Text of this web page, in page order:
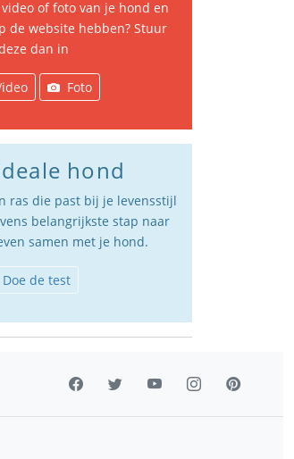
of foto van je hond en
de website hebben? Stuur
dan in
Foto
hond
ras die past bij je levensstijl
belangrijkste stap naar
samen met je hond.
Doe de test